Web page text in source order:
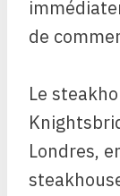
de
Le
Londres,